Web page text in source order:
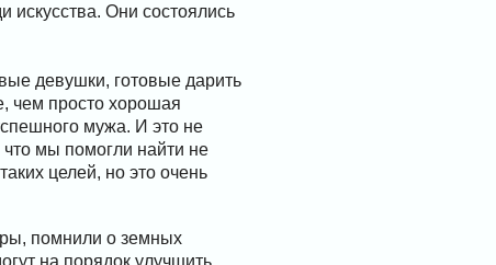
Они состоялись
девушки, готовые дарить
чем просто хорошая
мужа. И это не
что мы помогли найти не
целей, но это очень
помнили о земных